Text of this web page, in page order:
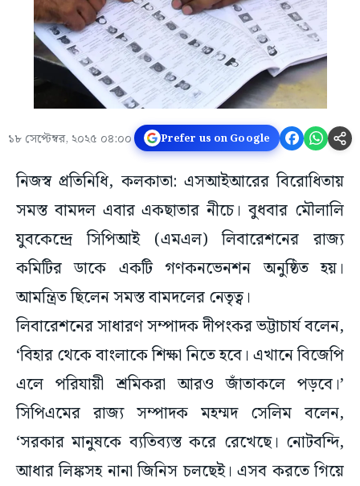
১৮ সেপ্টেম্বর, ২০২৫ ০৪:০০ Prefer us on Google
নিজস্ব প্রতিনিধি, কলকাতা: এসআইআরের বিরোধিতায়
সমস্ত বামদল এবার একছাতার নীচে। বুধবার মৌলালি
যুবকেন্দ্রে সিপিআই (এমএল) লিবারেশনের রাজ্য
কমিটির ডাকে একটি গণকনভেনশন অনুষ্ঠিত হয়।
আমন্ত্রিত ছিলেন সমস্ত বামদলের নেতৃত্ব।
লিবারেশনের সাধারণ সম্পাদক দীপংকর ভট্টাচার্য বলেন,
‘বিহার থেকে বাংলাকে শিক্ষা নিতে হবে। এখানে বিজেপি
এলে পরিযায়ী শ্রমিকরা আরও জাঁতাকলে পড়বে।’
সিপিএমের রাজ্য সম্পাদক মহম্মদ সেলিম বলেন,
‘সরকার মানুষকে ব্যতিব্যস্ত করে রেখেছে। নোটবন্দি,
আধার লিঙ্কসহ নানা জিনিস চলছেই। এসব করতে গিয়ে